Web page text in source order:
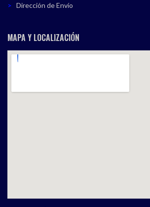
Dirección de Envío
MAPA Y LOCALIZACIÓN